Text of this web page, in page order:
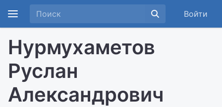
Войти
Нурмухаметов
Руслан
Александрович